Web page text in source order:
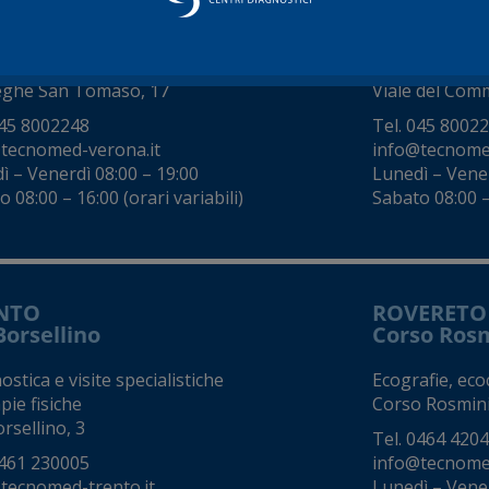
San Tomaso, 17
8002248
verona.it
– Venerdì 08:00 – 19:00
08:00 – 16:00 (orari variabili)
Viale del
Tel.045
Lunedì –
Sabato 08:00
e visite specialistiche
fisiche
3
230005
ROVERETO
Corso
Ecografie,
Corso
Tel.0464